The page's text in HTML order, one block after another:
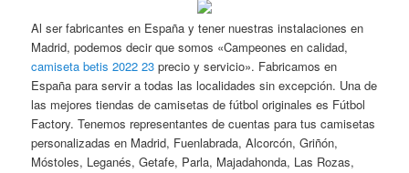
Al ser fabricantes en España y tener nuestras instalaciones en
Madrid, podemos decir que somos «Campeones en calidad,
camiseta betis 2022 23 precio y servicio». Fabricamos en
España para servir a todas las localidades sin excepción. Una de
las mejores tiendas de camisetas de fútbol originales es Fútbol
Factory. Tenemos representantes de cuentas para tus camisetas
personalizadas en Madrid, Fuenlabrada, Alcorcón, Griñón,
Móstoles, Leganés, Getafe, Parla, Majadahonda, Las Rozas,